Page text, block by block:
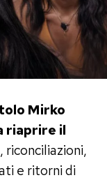
Mirko
riaprire il
e ritorni di